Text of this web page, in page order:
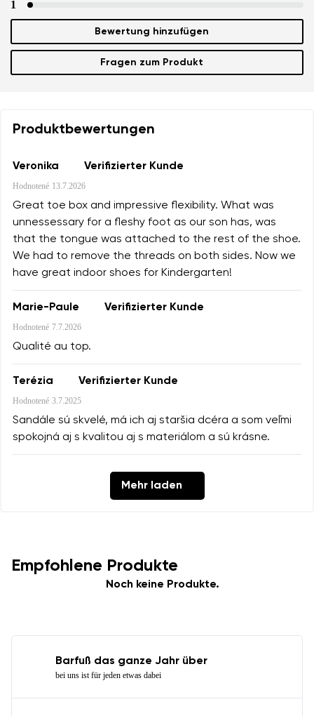
1
Bewertung hinzufügen
Fragen zum Produkt
Produktbewertungen
Veronika Verifizierter Kunde
Hodnotené 13.7.2026
Great toe box and impressive flexibility. What was
unnessessary for a fleshy foot as our son has, was
that the tongue was attached to the rest of the shoe.
We had to remove the threads on both sides. Now we
have great indoor shoes for Kindergarten!
Marie-Paule Verifizierter Kunde
Hodnotené 7.7.2026
Qualité au top.
Terézia Verifizierter Kunde
Hodnotené 3.7.2025
Sandále sú skvelé, má ich aj staršia dcéra a som veľmi
spokojná aj s kvalitou aj s materiálom a sú krásne.
Mehr laden
Empfohlene Produkte
Noch keine Produkte.
Barfuß das ganze Jahr über
bei uns ist für jeden etwas dabei